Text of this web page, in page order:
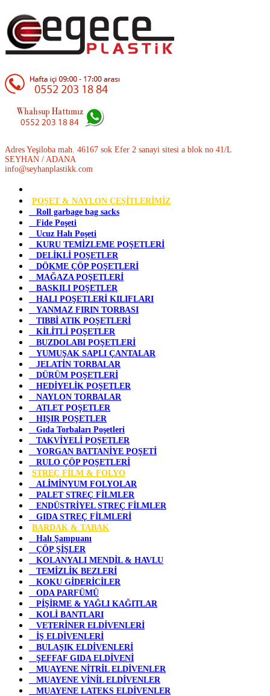
Adres Yeşiloba mah. 46167 sok Efer 2 sanayi sitesi a blok no 41/L
SEYHAN / ADANA
info@seyhanplastikk.com
POŞET & NAYLON ÇEŞİTLERİMİZ
Roll garbage bag sacks
Fide Poşeti
Ucuz Halı Poşeti
KURU TEMİZLEME POŞETLERİ
DELİKLİ POŞETLER
DÖKME ÇÖP POŞETLERİ
MAĞAZA POŞETLERİ
BASKILI POŞETLER
HALI POŞETLERİ KILIFLARI
YANMAZ FIRIN TORBASI
TIBBİ ATIK POŞETLERİ
KİLİTLİ POŞETLER
BUZDOLABI POŞETLERİ
YUMUŞAK SAPLI ÇANTALAR
JELATİN TORBALAR
DÜRÜM POŞETLERİ
HEDİYELİK POŞETLER
NAYLON TORBALAR
ATLET POŞETLER
HIŞIR POŞETLER
Gıda Torbaları Poşetleri
TAKVİYELİ POŞETLER
YORGAN BATTANİYE POŞETİ
RULO ÇÖP POŞETLERİ
STREÇ FİLM & FOLYO
ALİMİNYUM FOLYOLAR
PALET STREÇ FİLMLER
ENDÜSTRİYEL STREÇ FİLMLER
GIDA STREÇ FİLMLERİ
BARDAK & TABAK
Halı Şampuanı
ÇÖP ŞİŞLER
KOLANYALI MENDİL & HAVLU
TEMİZLİK BEZLERİ
KOKU GİDERİCİLER
ODA PARFÜMÜ
PİŞİRME & YAĞLI KAĞITLAR
KOLİ BANTLARI
VETERİNER ELDİVENLERİ
İŞ ELDİVENLERİ
BULAŞIK ELDİVENLERİ
ŞEFFAF GIDA ELDİVENİ
MUAYENE NİTRİL ELDİVENLER
MUAYENE VİNİL ELDİVENLER
MUAYENE LATEKS ELDİVENLER